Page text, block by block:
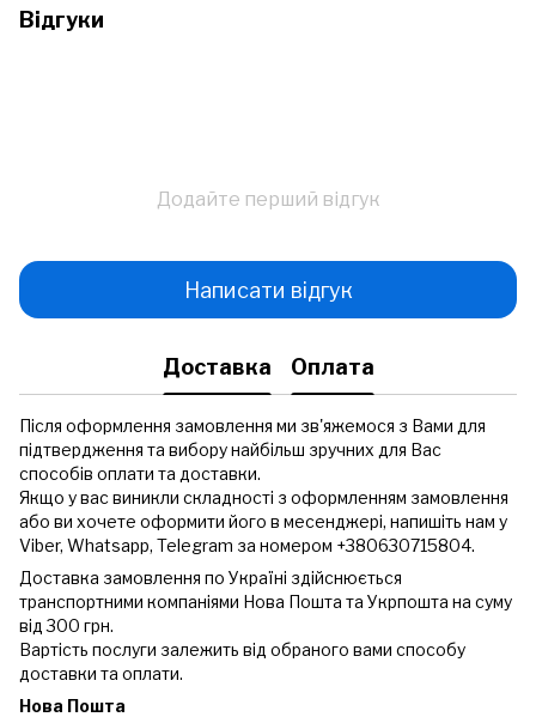
Відгуки
Додайте перший відгук
Написати відгук
Доставка Оплата
Після оформлення замовлення ми зв'яжемося з Вами для
підтвердження та вибору найбільш зручних для Вас
способів оплати та доставки.
Якщо у вас виникли складності з оформленням замовлення
або ви хочете оформити його в месенджері, напишіть нам у
Viber, Whatsapp, Telegram за номером +380630715804.
Доставка замовлення по Україні здійснюється
транспортними компаніями Нова Пошта та Укрпошта на суму
від 300 грн.
Вартість послуги залежить від обраного вами способу
доставки та оплати.
Нова Пошта